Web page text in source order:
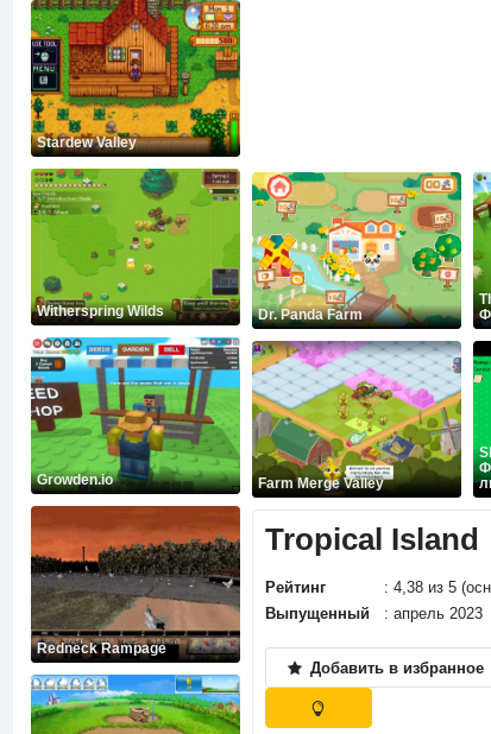
Stardew Valley
Witherspring Wilds
Growden.io
Redneck Rampage
Dr. Panda Farm
Farm Merge Valley
Tropical Island
Рейтинг
: 4,38 из 5
Выпущенный
: апрель 2023
Добавить в избранное